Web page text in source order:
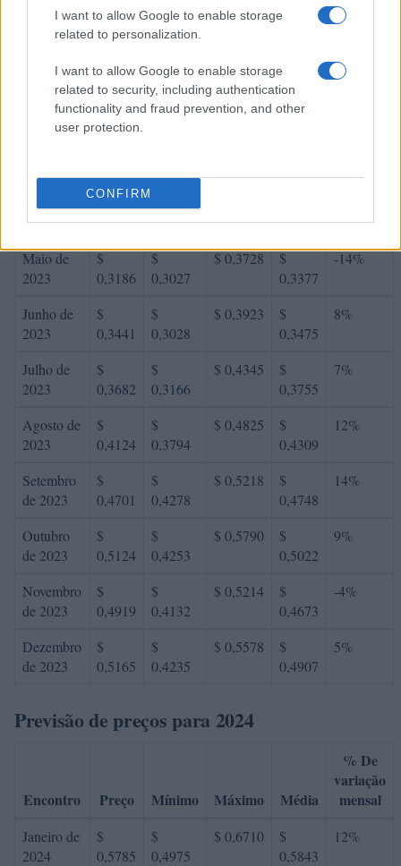
I want to allow Google to enable storage
related to personalization.
I want to allow Google to enable storage
related to security, including authentication
functionality and fraud prevention, and other
user protection.
CONFIRM
Janeiro de
$
$
Fevereiro
de 2023
$
0,3183
$
0,2928
$ 0,3629
$
0,3279
Abril de
2023
$
0,3705
0,2964
0,3649
Maio de
2023
$
0,3186
$
0,3027
$ 0,3728
$
0,3377
-14%
Junho de
2023
$
0,3441
$
0,3028
$ 0,3923
$
0,3475
8%
Julho de
2023
$
0,3682
$
0,3166
$ 0,4345
$
0,3755
7%
Agosto de
2023
$
0,4124
$
0,3794
$ 0,4825
$
0,4309
12%
Setembro
de 2023
$
0,4701
$
0,4278
$ 0,5218
$
0,4748
14%
Outubro
de 2023
$
0,5124
$
0,4253
$ 0,5790
$
0,5022
9%
Novembro
de 2023
$
0,4919
$
0,4132
$ 0,5214
$
0,4673
-4%
Dezembro
de 2023
$
0,5165
$
0,4235
$ 0,5578
$
0,4907
5%
Previsão de preços para 2024
Encontro Preço Mínimo Máximo Média
% De
variação
mensal
Janeiro de
2024
$
0,5785
$
0,4975
$ 0,6710
$
0,5843
12%